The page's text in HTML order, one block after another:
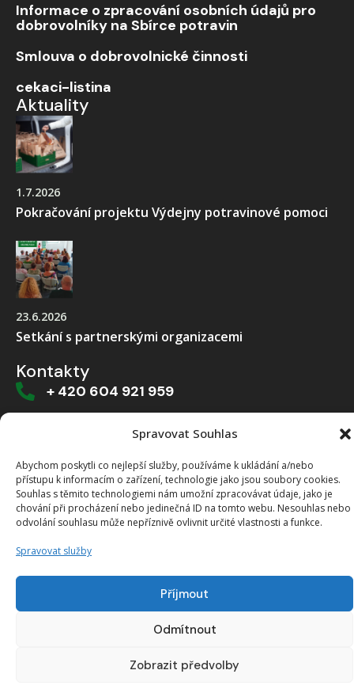
Spravovat Souhlas
Abychom poskytli co nejlepší služby, používáme k ukládání a/nebo
přístupu k informacím o zařízení, technologie jako jsou soubory cookies.
Souhlas s těmito technologiemi nám umožní zpracovávat údaje, jako je
chování při procházení nebo jedinečná ID na tomto webu. Nesouhlas nebo
odvolání souhlasu může nepříznivě ovlivnit určité vlastnosti a funkce.
Spravovat služby
Příjmout
Odmítnout
Zobrazit předvolby
Informace o zpracování osobních údajů pro
dobrovolníky na Sbírce potravin
Smlouva o dobrovolnické činnosti
cekaci-listina
Aktuality
1.7.2026
Pokračování projektu Výdejny potravinové pomoci
23.6.2026
Setkání s partnerskými organizacemi
Kontakty
+ 420 604 921 959
sklad@pbhk.cz
Dvorská 916/1a, 503 11 Hradec Králové
Vytvořeno od >robology